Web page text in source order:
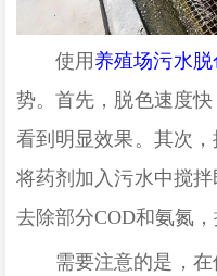
使用 养殖场污水脱
势。首先，脱色速度
看到明显效果。其次
将药剂加入污水中搅
去除部分COD和氨氮，
需要注意的是，在